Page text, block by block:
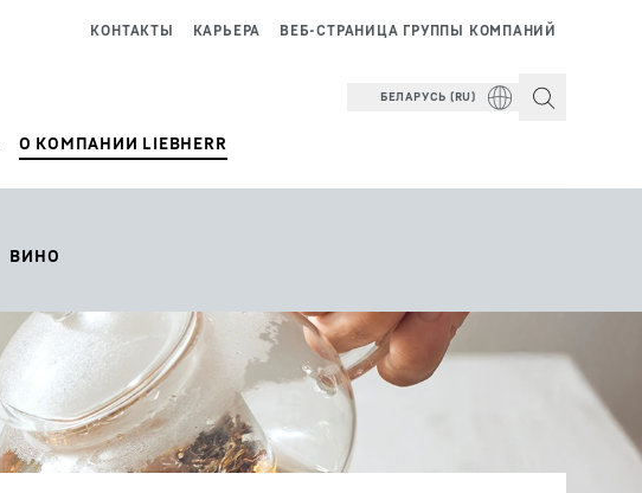
О КОМПАНИИ LIEBHERR
ВЕБ-СТРАНИЦА ГРУППЫ КОМПАНИЙ
КАРЬЕРА
КОНТАКТЫ
БЕЛАРУСЬ (RU)
ВИНО